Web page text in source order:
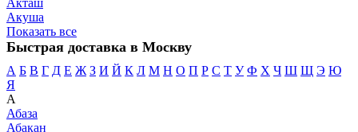
Акуша
Показать все
Быстрая доставка в Москву
А Б В Г Д Е Ж З И Й К Л М Н О П Р С Т У Ф Х Ч Ш Щ Э Ю
Я
А
Абаза
Абакан